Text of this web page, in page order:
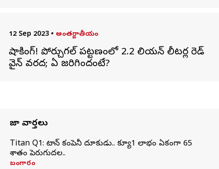
12 Sep 2023 • అంతర్జాతీయం
షాకింగ్! పోర్చుగల్ పట్టణంలో 2.2 మిలియన్ లీటర్ల రెడ్
వైన్ వరద; ఏమి జరిగిందంటే?
తాజా వార్తలు
Titan Q1: టైటాన్ కంపెనీ దూకుడు.. క్యూ1 లాభం ఏకంగా 65
శాతం పెరుగుదల..
బంగారం